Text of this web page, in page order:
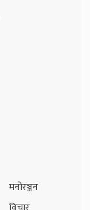
मनोरञ्जन